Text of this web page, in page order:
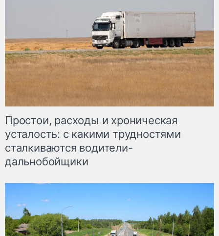
Простои, расходы и хроническая
усталость: с какими трудностями
сталкиваются водители-
дальнобойщики